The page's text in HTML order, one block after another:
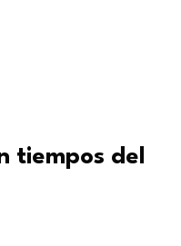
tiempos del